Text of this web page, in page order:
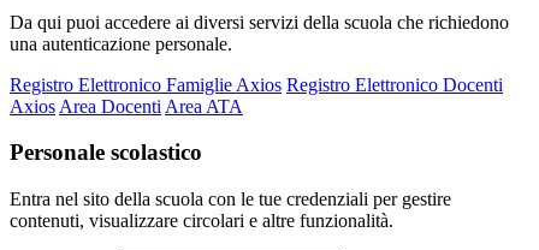
Da qui puoi accedere ai diversi servizi della scuola che richiedono
una autenticazione personale.
Registro Elettronico Famiglie Axios Registro Elettronico Docenti
Axios Area Docenti Area ATA
Personale scolastico
Entra nel sito della scuola con le tue credenziali per gestire
contenuti, visualizzare circolari e altre funzionalità.